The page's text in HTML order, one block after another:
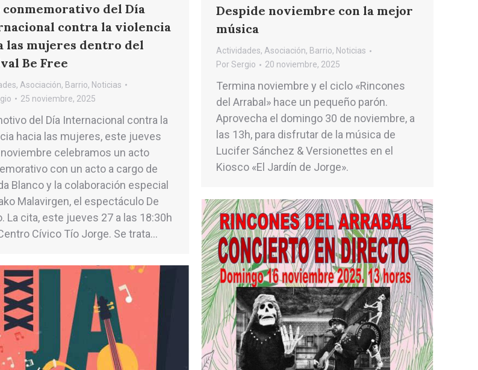
conmemorativo del Día
contra la violencia
las mujeres dentro del
Be Free
, Asociación, Barrio, Noticias
25 noviembre, 2025
del Día Internacional contra la
hacia las mujeres, este jueves
celebramos un acto
con un acto a cargo de
Blanco y la colaboración especial
Malavirgen, el espectáculo De
La cita, este jueves 27 a las 18:30h
Cívico Tío Jorge. Se trata…
Despide noviembre con la mejor
música
Actividades, Asociación, Barrio, Noticias
PorSergio 20 noviembre, 2025
Termina noviembre y el ciclo «Rincones
del Arrabal» hace un pequeño parón.
Aprovecha el domingo 30 de noviembre, a
las 13h, para disfrutar de la música de
Lucifer Sánchez & Versionettes en el
Kiosco «El Jardín de Jorge».